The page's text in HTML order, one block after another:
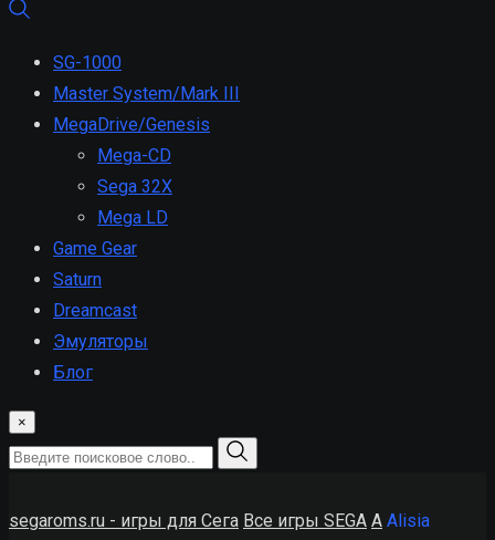
SG-1000
Master System/Mark III
MegaDrive/Genesis
Mega-CD
Sega 32X
Mega LD
Game Gear
Saturn
Dreamcast
Эмуляторы
Блог
×
segaroms.ru - игры для Сега Все игры SEGA A Alisia